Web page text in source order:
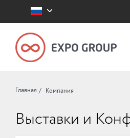
Главная Компания
Выставки и